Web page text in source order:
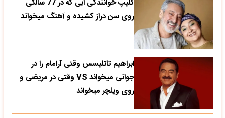
کلیپ خوانندگی ابی که در 77 سالگی
روی سن دراز کشیده و آهنگ میخواند
ابراهیم تاتلیسس وقتی آرامام را در
جوانی میخواند VS وقتی در مریضی و
روی ویلچر میخواند